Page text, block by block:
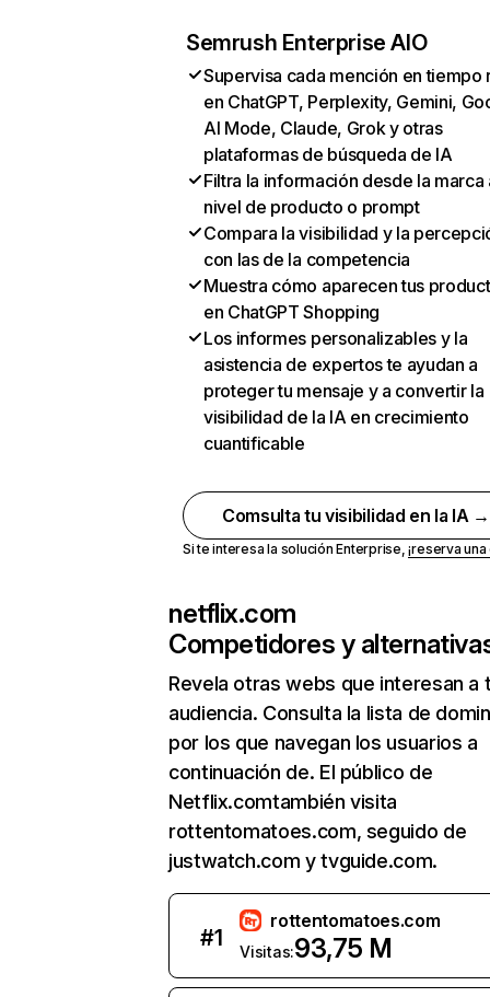
Semrush Enterprise AIO
Supervisa cada mención en tiempo
en ChatGPT, Perplexity, Gemini,
AI Mode, Claude, Grok y otras
plataformas de búsqueda de IA
Filtra la información desde la marca
nivel de producto o prompt
Compara la visibilidad y la
con las de la competencia
Muestra cómo aparecen tus
en ChatGPT Shopping
Los informes personalizables y la
asistencia de expertos te ayudan a
proteger tu mensaje y a convertir la
visibilidad de la IA en crecimiento
cuantificable
Comsulta tu visibilidad en la IA →
Si te interesa la solución Enterprise,¡reserva
netflix.com
Competidores y
Revela otras webs que interesan a
audiencia. Consulta la lista de
por los que navegan los usuarios a
continuación de. El público de
Netflix.comtambién visita
rottentomatoes.com, seguido de
justwatch.com y tvguide.com.
#1
rottentomatoes.com
Visitas:93,75 M